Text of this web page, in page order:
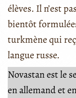
élèves. Il n’est
bientôt
turkmène qui
langue russe.
Novastan est le
en allemand et